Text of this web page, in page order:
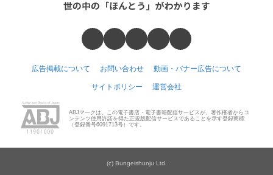
広告掲載について お問い合わせ 動画・バナー広告について
サイトポリシー 運営会社
ABJマークは、この電子書店・電子書籍配信サービスが、著作権者からコ
ンテンツ使用許諾を得た正規版配信サービスであることを示す登録商標
（登録番号6091713号）です。
(c) Bungeishunju Ltd.